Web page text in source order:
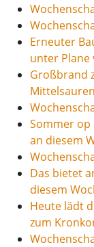
Erneuter
unter
Großbrand
Sommer op
an diesem
Das bietet
diesem
Heute lädt
zum